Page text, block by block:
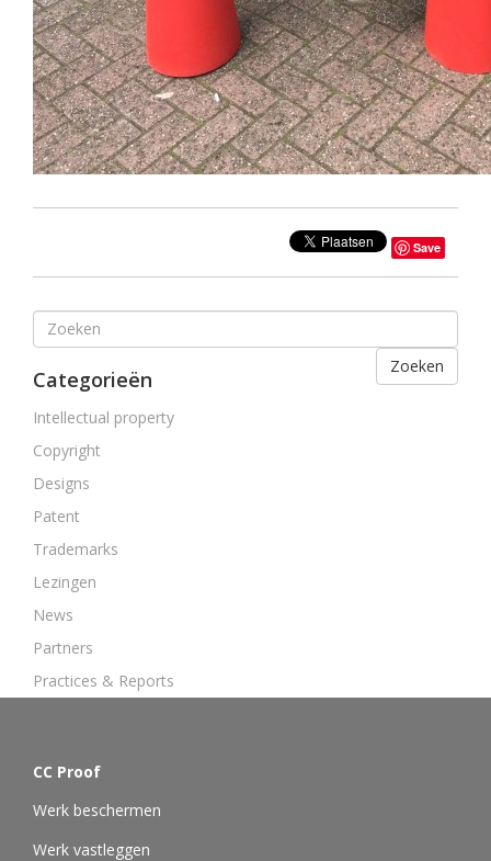
Save
Zoeken
Categorieën
Intellectual property
Copyright
Designs
Patent
Trademarks
Lezingen
News
Partners
Practices & Reports
CC Proof
Werk beschermen
Werk vastleggen